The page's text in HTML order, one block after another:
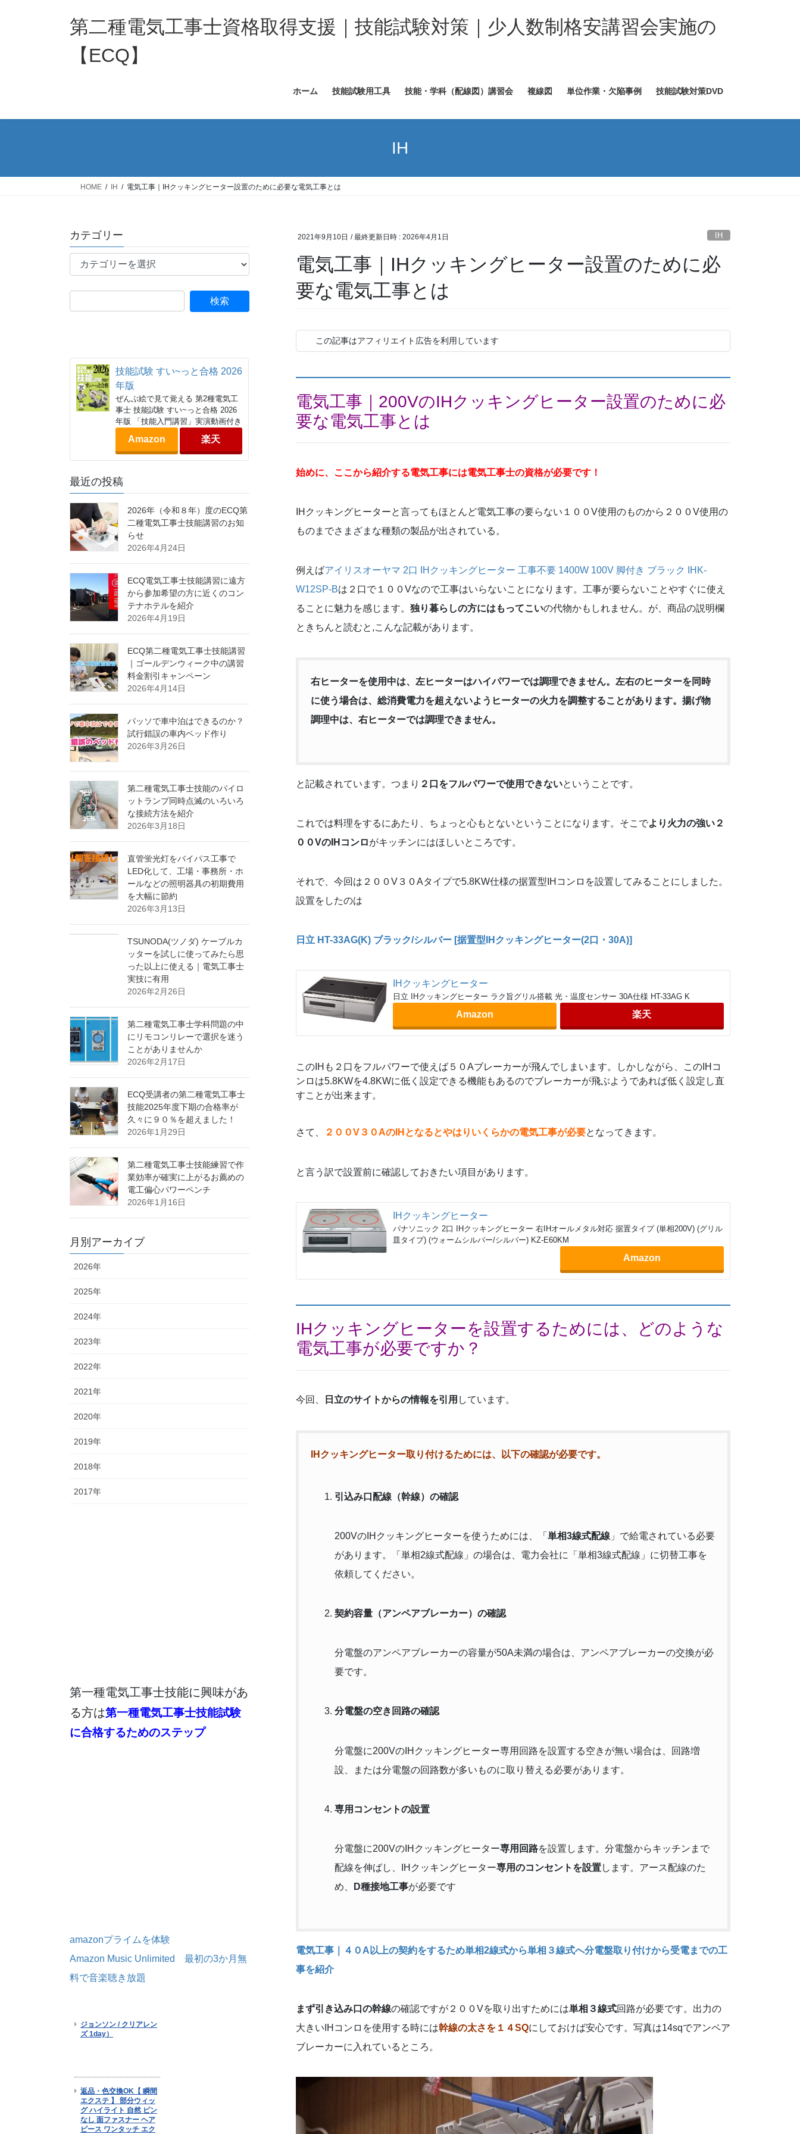
ッ
移
第二種電気工事士資格取得支援｜技能試験対策｜少人数制格安講習会実施の
【ECQ】
ホーム 技能試験用工具 技能・学科（配線図）講習会 複線図 単位作業・欠陥事例 技能試験対策DVD
IH
HOME IH 電気工事｜IHクッキングヒーター設置のために必要な電気工事とは
2021年9月10日 / 最終更新日時 : 2026年4月1日 IH
電気工事｜IHクッキングヒーター設置のために必
要な電気工事とは
この記事はアフィリエイト広告を利用しています
電気工事｜200VのIHクッキングヒーター設置のために必
要な電気工事とは
始めに、ここから紹介する電気工事には電気工事士の資格が必要です！
IHクッキングヒーターと言ってもほとんど電気工事の要らない１００V使用のものから２００V使用の
ものまでさまざまな種類の製品が出されている。
例えばアイリスオーヤマ 2口 IHクッキングヒーター 工事不要 1400W 100V 脚付き ブラック IHK-
W12SP-Bは２口で１００Vなので工事はいらないことになります。工事が要らないことやすぐに使え
ることに魅力を感じます。 独り暮らしの方にはもってこいの代物かもしれません。が、商品の説明欄
ときちんと読むと,こんな記載があります。
右ヒーターを使用中は、左ヒーターはハイパワーでは調理できません。左右のヒーターを同時
に使う場合は、総消費電力を超えないようヒーターの火力を調整することがあります。揚げ物
調理中は、右ヒーターでは調理できません。
と記載されています。つまり ２口をフルパワーで使用できないということです。
これでは料理をするにあたり、ちょっと心もとないということになります。そこでより火力の強い２
００VのIHコンロがキッチンにはほしいところです。
それで、今回は２００V３０Aタイプで5.8KW仕様の据置型IHコンロを設置してみることにしました。
設置をしたのは
日立 HT-33AG(K) ブラック/シルバー [据置型IHクッキングヒーター(2口・30A)]
IHクッキングヒーター
日立 IHクッキングヒーター ラク旨グリル搭載 光・温度センサー 30A仕様 HT-33AG K
Amazon 楽天
このIHも２口をフルパワーで使えば５０Aブレーカーが飛んでしまいます。しかしながら、このIHコ
ンロは5.8KWを4.8KWに低く設定できる機能もあるのでブレーカーが飛ぶようであれば低く設定し直
すことが出来ます。
さて、 ２００V３０AのIHとなるとやはりいくらかの電気工事が必要となってきます。
と言う訳で設置前に確認しておきたい項目があります。
IHクッキングヒーター
パナソニック 2口 IHクッキングヒーター 右IHオールメタル対応 据置タイプ (単相200V) (グリル
皿タイプ) (ウォームシルバー/シルバー) KZ-E60KM
Amazon
IHクッキングヒーターを設置するためには、どのような
電気工事が必要ですか？
今回、 日立のサイトからの情報を引用 しています。
IHクッキングヒーター取り付けるためには、以下の確認が必要です。
引込み口配線（幹線）の確認
200VのIHクッキングヒーターを使うためには、「 単相3線式配線 」で給電されている必要
があります。「単相2線式配線」の場合は、電力会社に「単相3線式配線」に切替工事を
依頼してください。
契約容量（アンペアブレーカー）の確認
分電盤のアンペアブレーカーの容量が50A未満の場合は、アンペアブレーカーの交換が必
要です。
分電盤の空き回路の確認
分電盤に200VのIHクッキングヒーター専用回路を設置する空きが無い場合は、回路増
設、または分電盤の回路数が多いものに取り替える必要があります。
専用コンセントの設置
分電盤に200VのIHクッキングヒーター専用回路を設置します。分電盤からキッチンまで
配線を伸ばし、IHクッキングヒーター専用のコンセントを設置します。アース配線のた
め、
D種接地工事が必要です
電気工事｜４０A以上の契約をするため単相2線式から単相３線式へ分電盤取り付けから受電までの工
事を紹介
まず引き込み口の幹線の確認ですが２００Vを取り出すためには単相３線式回路が必要です。出力の
大きいIHコンロを使用する時には幹線の太さを１４SQにしておけば安心です。写真は14sqでアンペア
ブレーカーに入れているところ。
カテゴリー
テ
技能試験 すい~っと合格 2026
年版
ぜんぶ絵で見て覚える 第2種電気工
事士 技能試験 すい~っと合格 2026
年版 「技能入門講習」実演動画付き
Amazon 楽天
最近の投稿
2026年（令和８年）度のECQ第
二種電気工事士技能講習のお知
らせ
2026年4月24日
ECQ電気工事士技能講習に遠方
から参加希望の方に近くのコン
テナホテルを紹介
2026年4月19日
ECQ第二種電気工事士技能講習
｜ゴールデンウィーク中の講習
料金割引キャンペーン
2026年4月14日
パッソで車中泊はできるのか？
試行錯誤の車内ベッド作り
2026年3月26日
第二種電気工事士技能のパイロ
ットランプ同時点滅のいろいろ
な接続方法を紹介
2026年3月18日
直管蛍光灯をバイパス工事で
LED化して、工場・事務所・ホ
ールなどの照明器具の初期費用
を大幅に節約
2026年3月13日
TSUNODA(ツノダ) ケーブルカ
ッターを試しに使ってみたら思
った以上に使える｜電気工事士
実技に有用
2026年2月26日
第二種電気工事士学科問題の中
にリモコンリレーで選択を迷う
ことがありませんか
2026年2月17日
ECQ受講者の第二種電気工事士
技能2025年度下期の合格率が
久々に９０％を超えました！
2026年1月29日
第二種電気工事士技能練習で作
業効率が確実に上がるお薦めの
電工偏心パワーペンチ
2026年1月16日
月別アーカイブ
2026年
2025年
2024年
2023年
2022年
2021年
2020年
2019年
2018年
2017年
第一種電気工事士技能に興味があ
る方は第一種電気工事士技能試験
に合格するためのステップ
amazonプライムを体験
Amazon Music Unlimited 最初の3か月無
料で音楽聴き放題